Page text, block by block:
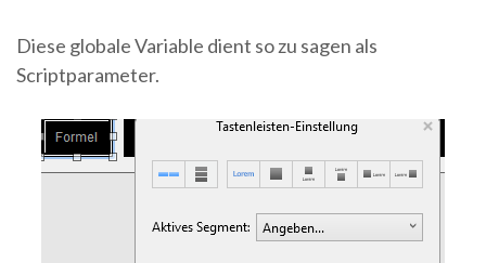
Diese globale Variable dient so zu sagen als
Scriptparameter.